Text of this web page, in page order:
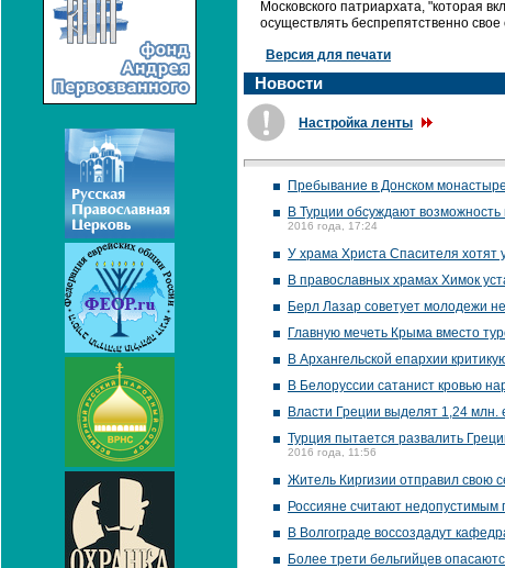
Московского патриархата, "которая
осуществлять беспрепятственно
Версия для печати
Новости
Настройка ленты
Пребывание в Донском
В Турции обсуждают возможность
2016 года, 17:24
У храма Христа Спасителя хотят
В православных храмах Химок
Берл Лазар советует молодежи
Главную мечеть Крыма вместо
В Архангельской епархии
В Белоруссии сатанист кровью
Власти Греции выделят 1,24
Турция пытается развалить
2016 года, 11:56
Житель Киргизии отправил свою
Россияне считают
В Волгограде воссоздадут
Более трети бельгийцев